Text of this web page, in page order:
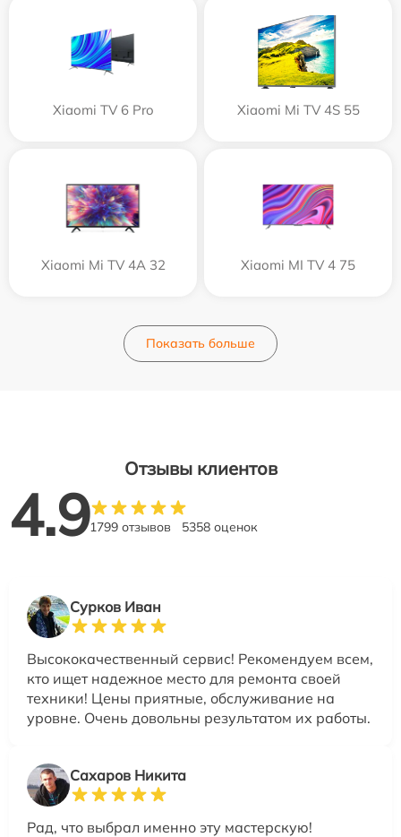
Xiaomi TV 6 Pro Xiaomi Mi TV 4S 55
Xiaomi Mi TV 4A 32 Xiaomi MI TV 4 75
Показать больше
Отзывы клиентов
4.91799 отзывов 5358 оценок
Сурков Иван
Высококачественный сервис! Рекомендуем всем,
кто ищет надежное место для ремонта своей
техники! Цены приятные, обслуживание на
уровне. Очень довольны результатом их работы.
Сахаров Никита
Рад, что выбрал именно эту мастерскую!